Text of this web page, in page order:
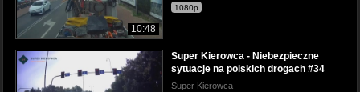
10:48
1080p
Super Kierowca - Niebezpieczne
sytuacje na polskich drogach #34
Super Kierowca